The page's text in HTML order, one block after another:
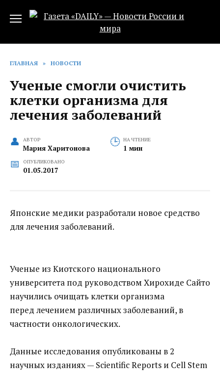
ГЛАВНАЯ » НОВОСТИ
Ученые смогли очистить
клетки организма для
лечения заболеваний
АВТОР
Мария Харитонова
НА ЧТЕНИЕ
1 мин
ОПУБЛИКОВАНО
01.05.2017
Японские медики разработали новое средство
для лечения заболеваний.
Ученые из Киотского национального
университета под руководством Хирохиде Сайто
научились очищать клетки организма
перед лечением различных заболеваний, в
частности онкологических.
Данные исследования опубликованы в 2
научных изданиях — Scientific Reports и Cell Stem